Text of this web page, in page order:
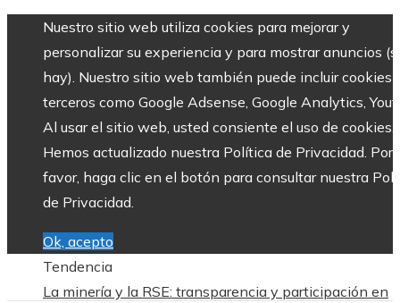
Nuestro sitio web utiliza cookies para mejorar y
personalizar su experiencia y para mostrar anuncios
hay). Nuestro sitio web también puede incluir cookies
terceros como Google Adsense, Google Analytics,
Al usar el sitio web, usted consiente el uso de cookies.
Hemos actualizado nuestra Política de Privacidad. Por
favor, haga clic en el botón para consultar nuestra
de Privacidad.
Ok, acepto
Tendencia
La minería y la RSE: transparencia y participación en